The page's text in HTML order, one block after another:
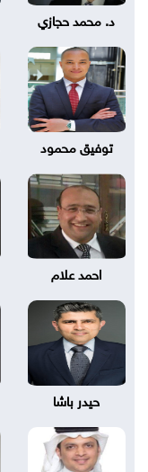
د. محمد حجازي
توفيق محمود
احمد علام
حيدر باشا